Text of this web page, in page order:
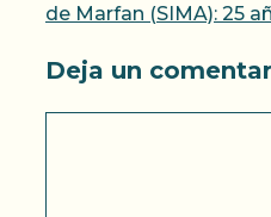
de Marfan (SIMA): 25
Deja un